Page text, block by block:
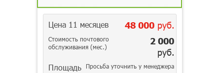
Цена 11 месяцев 48 000руб.
Стоимость почтового
обслуживания (мес.)
2 000
руб.
Площадь Просьба уточнить у менеджера